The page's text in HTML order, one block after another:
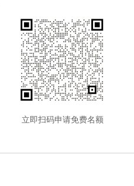
立即扫码申请免费名额